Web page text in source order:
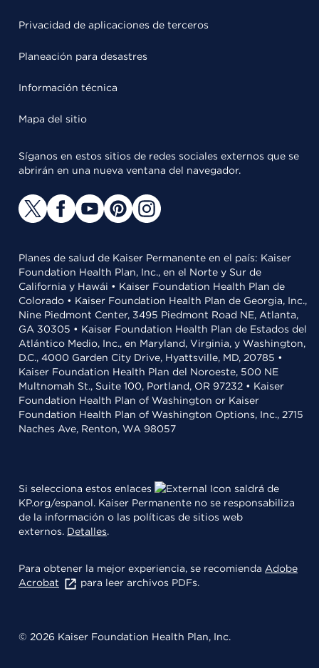
Privacidad de aplicaciones de terceros
Planeación para desastres
Información técnica
Mapa del sitio
Síganos en estos sitios de redes sociales externos que se
abrirán en una nueva ventana del navegador.
Planes de salud de Kaiser Permanente en el país: Kaiser
Foundation Health Plan, Inc., en el Norte y Sur de
California y Hawái • Kaiser Foundation Health Plan de
Colorado • Kaiser Foundation Health Plan de Georgia, Inc.,
Nine Piedmont Center, 3495 Piedmont Road NE, Atlanta,
GA 30305 • Kaiser Foundation Health Plan de Estados del
Atlántico Medio, Inc., en Maryland, Virginia, y Washington,
D.C., 4000 Garden City Drive, Hyattsville, MD, 20785 •
Kaiser Foundation Health Plan del Noroeste, 500 NE
Multnomah St., Suite 100, Portland, OR 97232 • Kaiser
Foundation Health Plan of Washington or Kaiser
Foundation Health Plan of Washington Options, Inc., 2715
Naches Ave, Renton, WA 98057
Si selecciona estos enlaces
saldrá de
KP.org/espanol. Kaiser Permanente no se responsabiliza
de la información o las políticas de sitios web
externos. Detalles.
Para obtener la mejor experiencia, se recomienda Adobe
Acrobat
para leer archivos PDFs.
© 2026 Kaiser Foundation Health Plan, Inc.